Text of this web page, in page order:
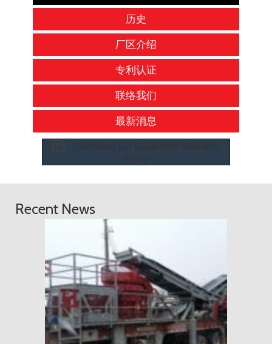
历史
厂区介绍
专利认证
联络我们
最新消息
Download our Equipment Warranty
Policy
Recent News